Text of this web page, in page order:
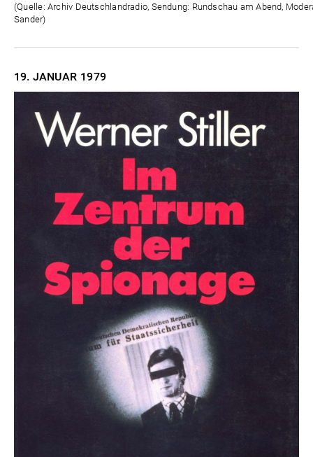
(Quelle: Archiv Deutschlandradio, Sendung: Rundschau am Abend,
Sander)
19. JANUAR 1979